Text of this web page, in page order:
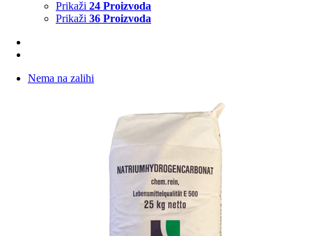
Prikaži 24 Proizvoda
Prikaži 36 Proizvoda
Nema na zalihi